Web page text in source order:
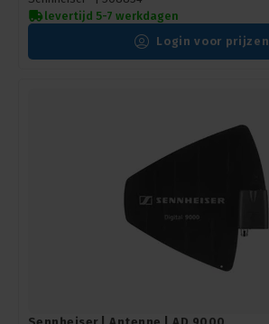
levertijd 5-7 werkdagen
Login voor prijzen